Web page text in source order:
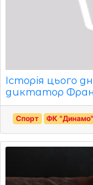
Історія цього
диктатор
Спорт ФК "Динамо"